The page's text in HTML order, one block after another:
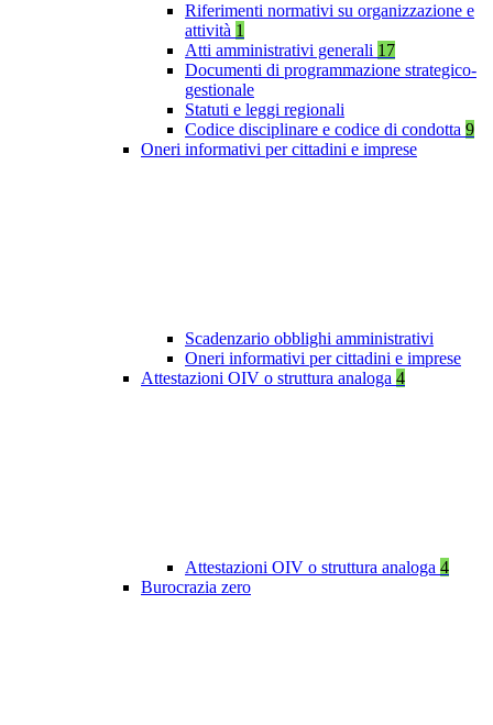
Riferimenti normativi su organizzazione e
attività 1
Atti amministrativi generali 17
Documenti di programmazione strategico-
gestionale
Statuti e leggi regionali
Codice disciplinare e codice di condotta 9
Oneri informativi per cittadini e imprese
Scadenzario obblighi amministrativi
Oneri informativi per cittadini e imprese
Attestazioni OIV o struttura analoga 4
Attestazioni OIV o struttura analoga 4
Burocrazia zero